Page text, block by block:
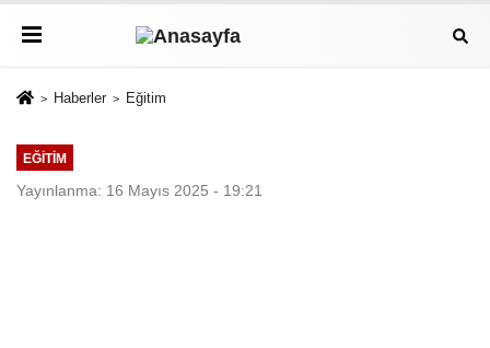
Haberler Eğitim
EĞITIM
Yayınlanma: 16 Mayıs 2025 - 19:21